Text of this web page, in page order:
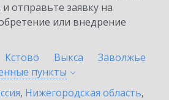
отправьте заявку на
или внедрение
Кстово Выкса
Заволжье
пункты
, Нижегородская область,